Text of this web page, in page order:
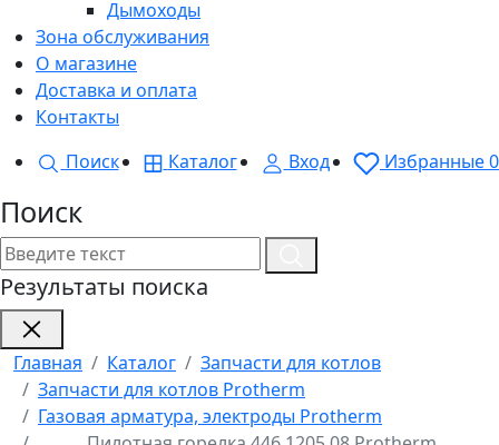
Дымоходы
Зона обслуживания
О магазине
Доставка и оплата
Контакты
Поиск
Каталог Вход Избранные0
Поиск
Результаты поиска
Главная Каталог
Запчасти для котлов
Запчасти для котлов Protherm
Газовая арматура, электроды Protherm